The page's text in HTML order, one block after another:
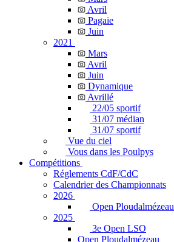
Avril
Pagaie
Juin
2021
Mars
Avril
Juin
Dynamique
Avrillé
22/05 sportif
31/07 médian
31/07 sportif
Vue du ciel
Vous dans les Poulpys
Compétitions
Réglements CdF/CdC
Calendrier des Championnats
2026
Open Ploudalmézeau
2025
3e Open LSO
Open Ploudalmézeau